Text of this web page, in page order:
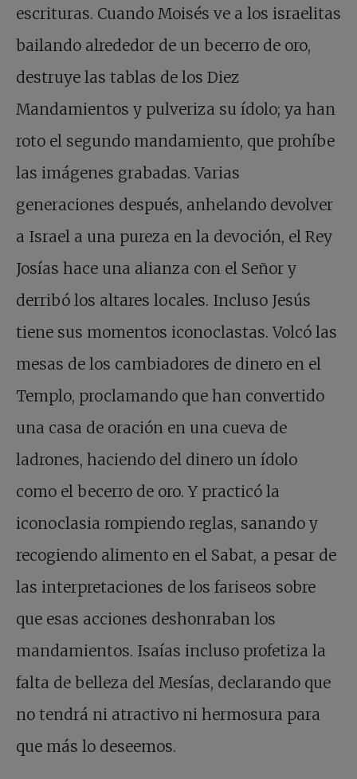
escrituras. Cuando Moisés ve a los israelitas
bailando alrededor de un becerro de oro,
destruye las tablas de los Diez
Mandamientos y pulveriza su ídolo; ya han
roto el segundo mandamiento, que prohíbe
las imágenes grabadas. Varias
generaciones después, anhelando devolver
a Israel a una pureza en la devoción, el Rey
Josías hace una alianza con el Señor y
derribó los altares locales. Incluso Jesús
tiene sus momentos iconoclastas. Volcó las
mesas de los cambiadores de dinero en el
Templo, proclamando que han convertido
una casa de oración en una cueva de
ladrones, haciendo del dinero un ídolo
como el becerro de oro. Y practicó la
iconoclasia rompiendo reglas, sanando y
recogiendo alimento en el Sabat, a pesar de
las interpretaciones de los fariseos sobre
que esas acciones deshonraban los
mandamientos. Isaías incluso profetiza la
falta de belleza del Mesías, declarando que
no tendrá ni atractivo ni hermosura para
que más lo deseemos.